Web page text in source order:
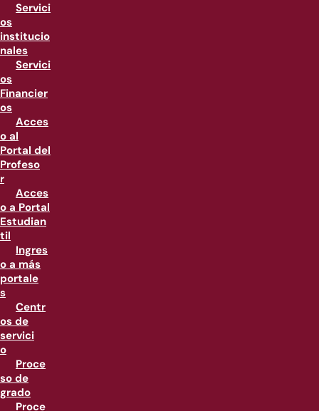
Servici
os
institucio
nales
Servici
os
Financier
os
Acces
o al
Portal del
Profeso
r
Acces
o a Portal
Estudian
til
Ingres
o a más
portale
s
Centr
os de
servici
o
Proce
so de
grado
Proce